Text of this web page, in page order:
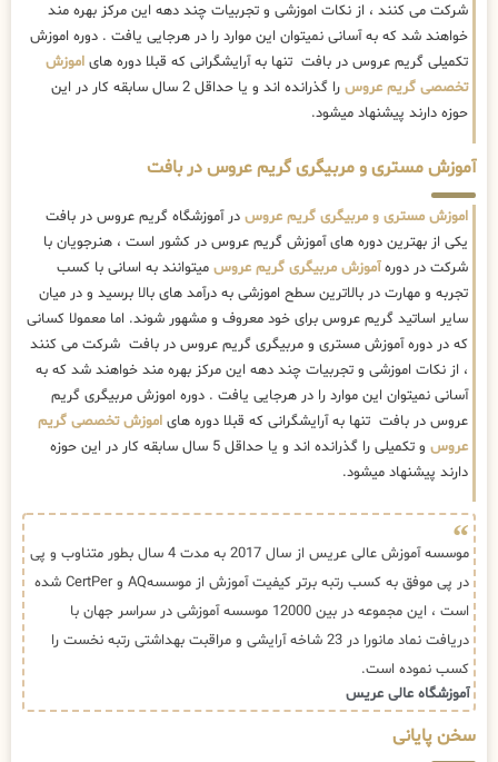
شرکت می کنند ، از نکات اموزشی و تجربیات چند دهه این مرکز بهره مند
خواهند شد که به آسانی نمیتوان این موارد را در هرجایی یافت . دوره اموزش
تکمیلی گریم عروس در بافت تنها به آرایشگرانی که قبلا دوره های اموزش
تخصصی گریم عروس
را گذرانده اند و یا حداقل 2 سال سابقه کار در این
حوزه دارند پیشنهاد میشود.
آموزش مستری و مربیگری گریم عروس در بافت
اموزش مستری و مربیگری گریم عروس در آموزشگاه گریم عروس در بافت
یکی از بهترین دوره های آموزش گریم عروس در کشور است ، هنرجویان با
شرکت در دورهآموزش مربیگری گریم عروس میتوانند به اسانی با کسب
تجربه و مهارت در بالاترین سطح اموزشی به درآمد های بالا برسید و در میان
سایر اساتید گریم عروس برای خود معروف و مشهور شوند. اما معمولا کسانی
که در دوره آموزش مستری و مربیگری گریم عروس در بافت شرکت می کنند
، از نکات اموزشی و تجربیات چند دهه این مرکز بهره مند خواهند شد که به
آسانی نمیتوان این موارد را در هرجایی یافت . دوره اموزش مربیگری گریم
عروس در بافت تنها به آرایشگرانی که قبلا دوره های اموزش تخصصی گریم
عروس
و تکمیلی را گذرانده اند و یا حداقل 5 سال سابقه کار در این حوزه
دارند پیشنهاد میشود.
موسسه آموزش عالی عریس از سال 2017 به مدت 4 سال بطور متناوب و پی
در پی موفق به کسب رتبه برتر کیفیت آموزش از موسسهAQ و CertPer شده
است ، این مجموعه در بین 12000 موسسه آموزشی در سراسر جهان با
دریافت نماد مانورا در 23 شاخه آرایشی و مراقبت بهداشتی رتبه نخست را
کسب نموده است.
آموزشگاه عالی عریس
سخن پایانی